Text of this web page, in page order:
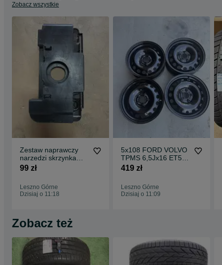
Zobacz wszystkie
Zestaw naprawczy
narzedzi skrzynka
AUDI A5
99 zł
Leszno Górne
Dzisiaj o 11:18
5x108 FORD VOLVO
TPMS 6,5Jx16 ET50
felgi stalowe mondeo
MONDEO FOCUS S-
max
419 zł
Leszno Górne
Dzisiaj o 11:09
Zobacz też